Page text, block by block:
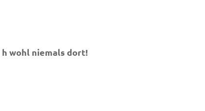
h wohl niemals dort!